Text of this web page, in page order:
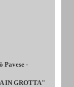
Pavese -
IN GROTTA"